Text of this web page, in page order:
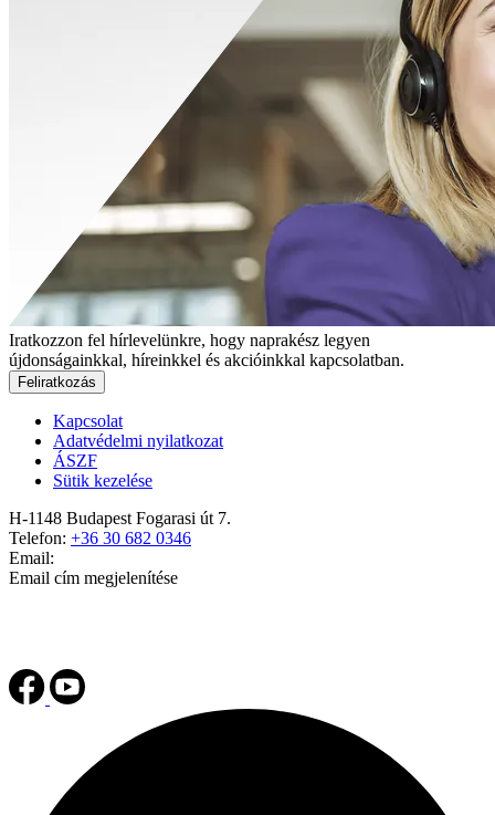
Iratkozzon fel hírlevelünkre, hogy naprakész legyen
újdonságainkkal, híreinkkel és akcióinkkal kapcsolatban.
Feliratkozás
Kapcsolat
Adatvédelmi nyilatkozat
ÁSZF
Sütik kezelése
H-1148 Budapest Fogarasi út 7.
Telefon: +36 30 682 0346
Email:
Email cím megjelenítése